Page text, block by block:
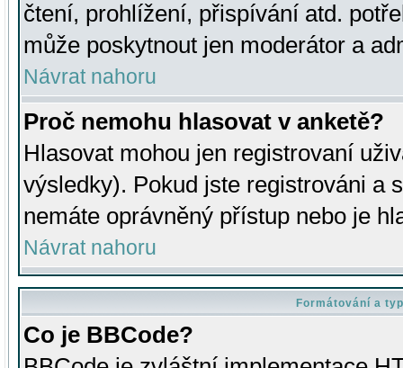
čtení, prohlížení, přispívání atd.
může poskytnout jen moderátor a
Návrat nahoru
Proč nemohu hlasovat v anketě?
Hlasovat mohou jen registrovaní
výsledky). Pokud jste registrováni a
nemáte oprávněný přístup nebo je
Návrat nahoru
Formátování a
Co je BBCode?